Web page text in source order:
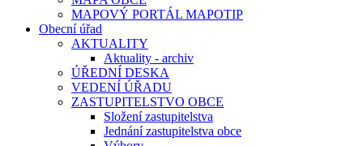
MAPOVÝ PORTÁL MAPOTIP
Obecní úřad
AKTUALITY
Aktuality - archiv
ÚŘEDNÍ DESKA
VEDENÍ ÚŘADU
ZASTUPITELSTVO OBCE
Složení zastupitelstva
Jednání zastupitelstva obce